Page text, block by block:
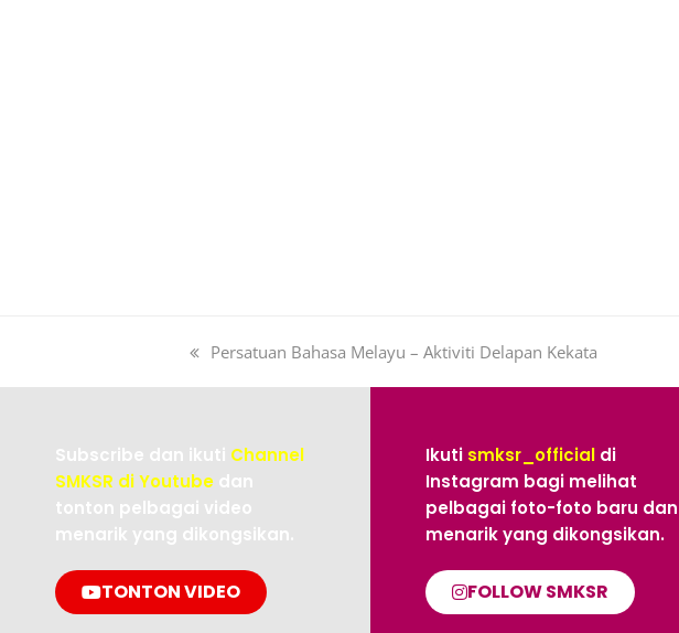
Persatuan Bahasa Melayu – Aktiviti Delapan Kekata
Subscribe dan ikuti Channel
SMKSR di Youtube dan
tonton pelbagai video
menarik yang dikongsikan.
TONTON VIDEO
Ikuti smksr_official di
Instagram bagi melihat
pelbagai foto-foto baru dan
menarik yang dikongsikan.
FOLLOW SMKSR